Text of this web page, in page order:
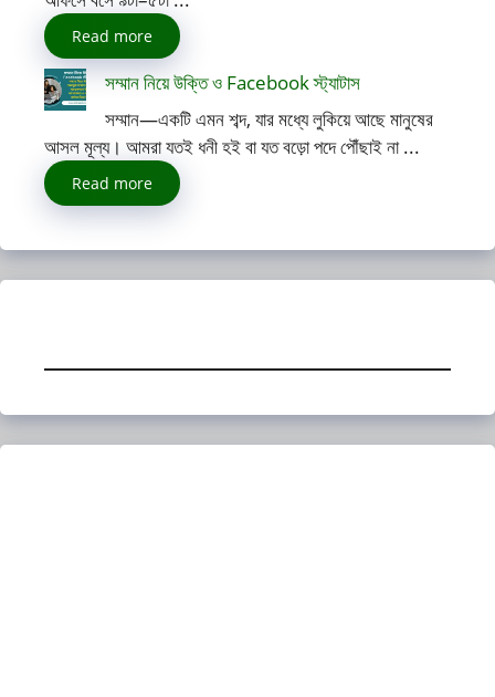
Read more
সম্মান নিয়ে উক্তি ও Facebook স্ট্যাটাস
সম্মান—একটি এমন শব্দ, যার মধ্যে লুকিয়ে আছে মানুষের
আসল মূল্য। আমরা যতই ধনী হই বা যত বড়ো পদে পৌঁছাই না ...
Read more